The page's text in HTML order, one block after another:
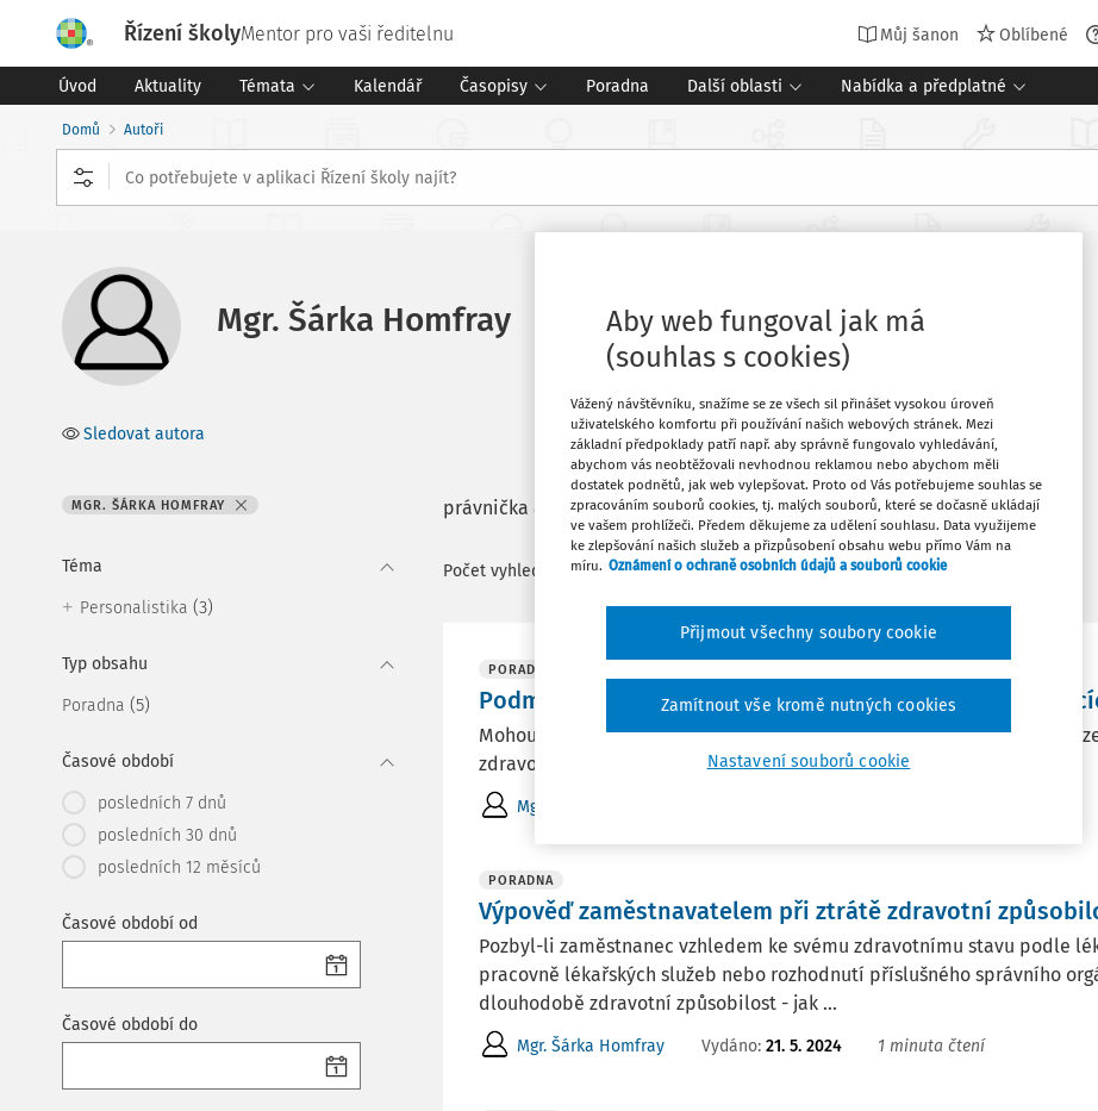
Řízení školyMentor pro vaši ředitelnu Můj šanon Oblíbené
Úvod Aktuality Témata Kalendář Časopisy Poradna Další oblasti Nabídka a předplatné
Domů Autoři
Mgr. Šárka Homfray
Sledovat autora
MGR. ŠÁRKA HOMFRAY
Téma
Personalistika (3)
Typ obsahu
Poradna (5)
Časové období
posledních 7 dnů
posledních 30 dnů
posledních 12 měsíců
Časové období od
Časové období do
právnička a odborářka
Počet vyhledaných dokumentů:5
PORADNA
Podmínky praxe budoucích zdravotních sester
Mohou studenti oboru všeobecná sestra a dětská sestra na VOš
zdravotnických zařízení.
Mgr. Šárka Homfray
PORADNA
Výpověď zaměstnavatelem při ztrátě zdravotní
Pozbyl-li zaměstnanec vzhledem ke svému zdravotnímu stavu podle
pracovně lékařských služeb nebo rozhodnutí příslušného správního
dlouhodobě zdravotní způsobilost - jak ...
Mgr. Šárka Homfray Vydáno: 21. 5. 2024 1 minuta čtení
Aby web fungoval jak má
(souhlas s cookies)
Vážený návštěvníku, snažíme se ze všech sil přinášet vysokou úroveň
uživatelského komfortu při používání našich webových stránek. Mezi
základní předpoklady patří např. aby správně fungovalo vyhledávání,
abychom vás neobtěžovali nevhodnou reklamou nebo abychom měli
dostatek podnětů, jak web vylepšovat. Proto od Vás potřebujeme souhlas se
zpracováním souborů cookies, tj. malých souborů, které se dočasně ukládají
ve vašem prohlížeči. Předem děkujeme za udělení souhlasu. Data využijeme
ke zlepšování našich služeb a přizpůsobení obsahu webu přímo Vám na
míru. Oznámení o ochraně osobních údajů a souborů cookie
Nastavení souborů cookie
Zamítnout vše kromě nutných cookies
Přijmout všechny soubory cookie